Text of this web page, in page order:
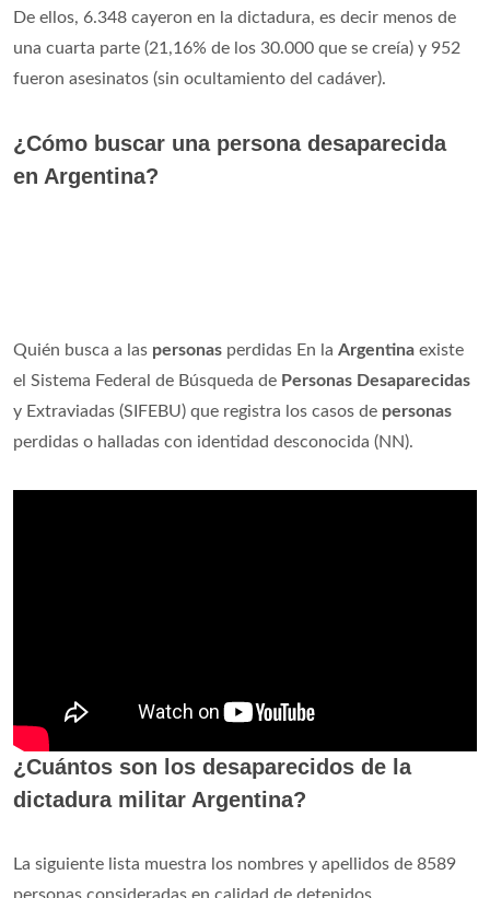
De ellos, 6.348 cayeron en la dictadura, es decir menos de
una cuarta parte (21,16% de los 30.000 que se creía) y 952
fueron asesinatos (sin ocultamiento del cadáver).
¿Cómo buscar una persona desaparecida
en Argentina?
Quién busca a las personas perdidas En la Argentina existe
el Sistema Federal de Búsqueda de Personas Desaparecidas
y Extraviadas (SIFEBU) que registra los casos de personas
perdidas o halladas con identidad desconocida (NN).
¿Cuántos son los desaparecidos de la
dictadura militar Argentina?
La siguiente lista muestra los nombres y apellidos de 8589